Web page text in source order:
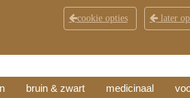
KLANTENSERVICE
bruin & zwart medicinaal
cookie opties later